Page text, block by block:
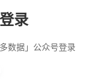
录
数据」公众号登录